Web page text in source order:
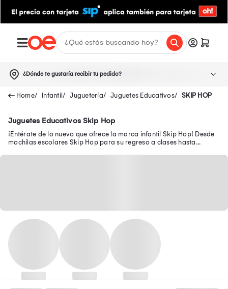
¿Dónde te gustaría recibir tu pedido?
Infantil Juguetería Juguetes Educativos SKIP HOP
Juguetes Educativos Skip Hop
¡Entérate de lo nuevo que ofrece la marca infantil Skip Hop! Desde
mochilas escolares Skip Hop para su regreso a clases hasta